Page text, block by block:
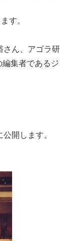
す。
さん、アゴラ研
集者であるジ
公開します。